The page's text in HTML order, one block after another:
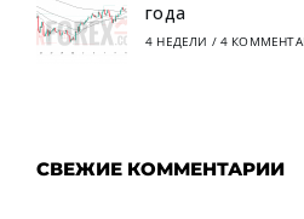
года
4 НЕДЕЛИ / 4
СВЕЖИЕ КОММЕНТАРИИ